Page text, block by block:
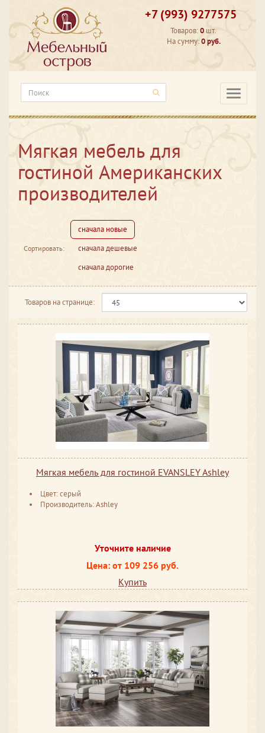
+7 (993) 9277575
Товаров:0 шт.
На сумму:0 руб.
Мягкая мебель для
гостиной Американских
производителей
Сортировать:
сначала новые
сначала дешевые
сначала дорогие
Товаров на странице:
Мягкая мебель для гостиной EVANSLEY Ashley
Цвет: серый
Производитель: Ashley
Уточните наличие
Цена: от 109 256 руб.
Купить